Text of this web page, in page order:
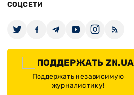
СОЦСЕТИ
ПОДДЕРЖАТЬ ZN.UA
Поддержать независимую
журналистику!